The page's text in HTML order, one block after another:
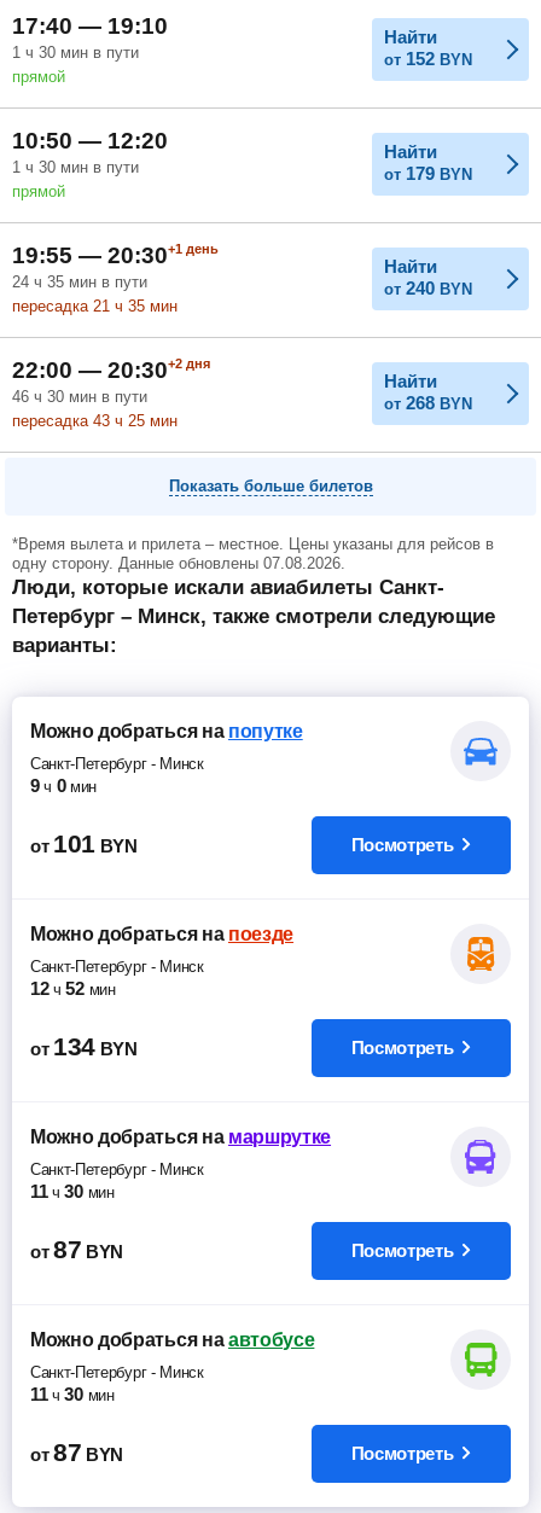
Май Июль
17:40 — 19:10
1 ч 30 мин в пути
прямой
Найти
от 152 BYN
10:50 — 12:20
1 ч 30 мин в пути
прямой
Найти
от 179 BYN
19:55 — 20:30+1 день
24 ч 35 мин в пути
пересадка 21 ч 35 мин
Найти
от 240 BYN
22:00 — 20:30+2 дня
46 ч 30 мин в пути
пересадка 43 ч 25 мин
Найти
от 268 BYN
Показать больше билетов
*Время вылета и прилета – местное. Цены указаны для рейсов в
одну сторону. Данные обновлены 07.08.2026.
Люди, которые искали авиабилеты Санкт-
Петербург – Минск, также смотрели следующие
варианты:
Можно добратьсяна попутке
Санкт-Петербург- Минск
9 ч 0 мин
от 101 BYN Посмотреть
Можно добратьсяна поезде
Санкт-Петербург- Минск
12 ч 52 мин
от 134 BYN Посмотреть
Можно добратьсяна маршрутке
Санкт-Петербург- Минск
11 ч 30 мин
от 87 BYN Посмотреть
Можно добратьсяна автобусе
Санкт-Петербург- Минск
11 ч 30 мин
от 87 BYN Посмотреть